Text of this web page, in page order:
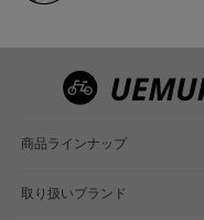
商品ラインナップ
取り扱いブランド